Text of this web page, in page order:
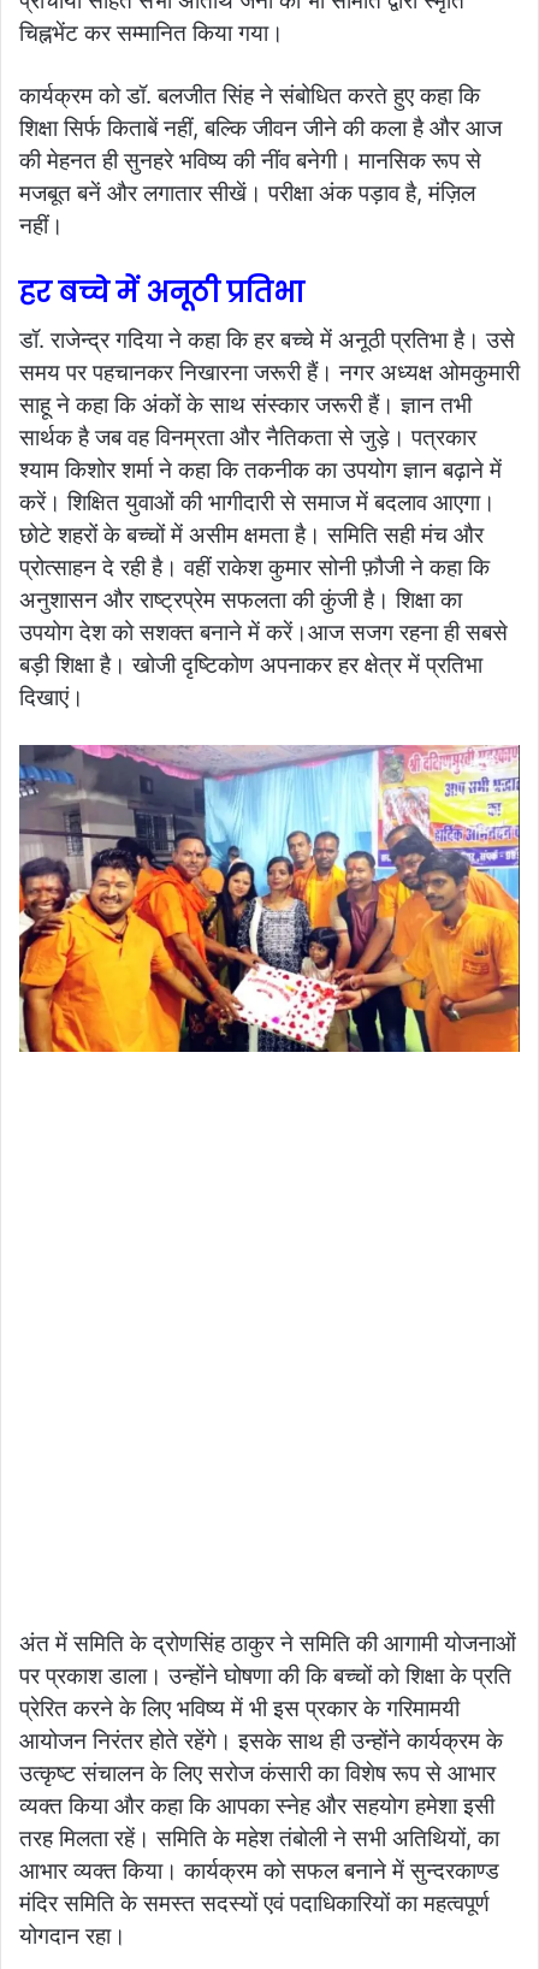
चिह्नभेंट कर सम्मानित किया गया।
कार्यक्रम को डॉ. बलजीत सिंह ने संबोधित करते हुए कहा कि
शिक्षा सिर्फ किताबें नहीं, बल्कि जीवन जीने की कला है और आज
की मेहनत ही सुनहरे भविष्य की नींव बनेगी। मानसिक रूप से
मजबूत बनें और लगातार सीखें। परीक्षा अंक पड़ाव है, मंज़िल
नहीं।
हर बच्चे में अनूठी प्रतिभा
डॉ. राजेन्द्र गदिया ने कहा कि हर बच्चे में अनूठी प्रतिभा है। उसे
समय पर पहचानकर निखारना जरूरी हैं। नगर अध्यक्ष ओमकुमारी
साहू ने कहा कि अंकों के साथ संस्कार जरूरी हैं। ज्ञान तभी
सार्थक है जब वह विनम्रता और नैतिकता से जुड़े। पत्रकार
श्याम किशोर शर्मा ने कहा कि तकनीक का उपयोग ज्ञान बढ़ाने में
करें। शिक्षित युवाओं की भागीदारी से समाज में बदलाव आएगा।
छोटे शहरों के बच्चों में असीम क्षमता है। समिति सही मंच और
प्रोत्साहन दे रही है। वहीं राकेश कुमार सोनी फ़ौजी ने कहा कि
अनुशासन और राष्ट्रप्रेम सफलता की कुंजी है। शिक्षा का
उपयोग देश को सशक्त बनाने में करें।आज सजग रहना ही सबसे
बड़ी शिक्षा है। खोजी दृष्टिकोण अपनाकर हर क्षेत्र में प्रतिभा
दिखाएं।
अंत में समिति के द्रोणसिंह ठाकुर ने समिति की आगामी योजनाओं
पर प्रकाश डाला। उन्होंने घोषणा की कि बच्चों को शिक्षा के प्रति
प्रेरित करने के लिए भविष्य में भी इस प्रकार के गरिमामयी
आयोजन निरंतर होते रहेंगे। इसके साथ ही उन्होंने कार्यक्रम के
उत्कृष्ट संचालन के लिए सरोज कंसारी का विशेष रूप से आभार
व्यक्त किया और कहा कि आपका स्नेह और सहयोग हमेशा इसी
तरह मिलता रहें। समिति के महेश तंबोली ने सभी अतिथियों, का
आभार व्यक्त किया। कार्यक्रम को सफल बनाने में सुन्दरकाण्ड
मंदिर समिति के समस्त सदस्यों एवं पदाधिकारियों का महत्वपूर्ण
योगदान रहा।